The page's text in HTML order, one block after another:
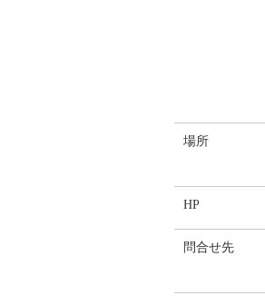
場所
HP
問合せ先